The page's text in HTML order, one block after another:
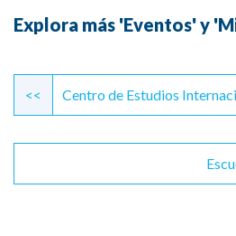
Explora más 'Eventos' y
Continue
Reading
<< Centro de Estudios